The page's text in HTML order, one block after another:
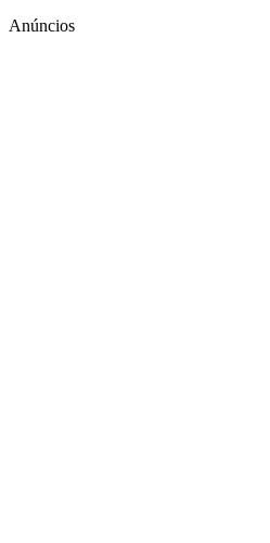
Anúncios